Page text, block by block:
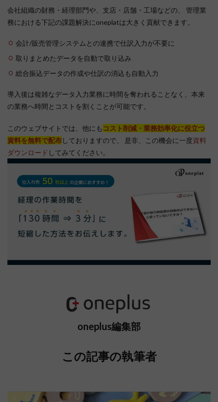
会社組織の財務・経理部門や、支店・店舗・工場などの、 管理業
務における下記の課題解決にoneplatは大きく貢献できます。
会計/販売管理システムとの連携で仕訳入力が不要に
取りまとめたデータを自動で取り込み
総合振込データの作成や仕訳の消込も自動入力
導入後は複雑なデータ入力業務に時間を奪われることなく、本来
の業務へ時間とコストを割くことが可能です。
このウェブサイトでは、他にも コスト削減・業務効率化に役立つ
資料を無料で配布しておりますので、 是非、この機会に一度資料
ダウンロード してみてください。
oneplus編集部
この記事の執筆者